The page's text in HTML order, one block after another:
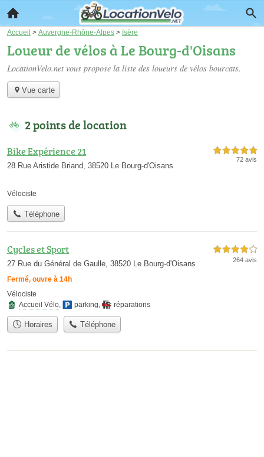
Accueil > Auvergne-Rhône-Alpes > Isère
Loueur de vélos à Le Bourg-d'Oisans
LocationVelo.net vous propose la liste des loueurs de vélos bourcats.
Vue carte
2 points de location
Bike Expérience 21
28 Rue Aristide Briand, 38520 Le Bourg-d'Oisans
5,0 étoiles sur 5
72 avis
Vélociste
Téléphone
Cycles et Sport
27 Rue du Général de Gaulle, 38520 Le Bourg-d'Oisans
Fermé, ouvre à 14h
4,0 étoiles sur 5
264 avis
Vélociste
Accueil Vélo
parking réparations
Horaires Téléphone